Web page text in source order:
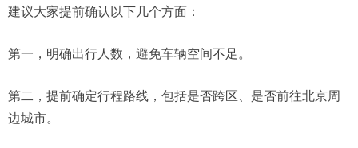
建议大家提前确认以下几个方面：
第一，明确出行人数，避免车辆空间不足。
第二，提前确定行程路线，包括是否跨区、是否前往北京周
边城市。